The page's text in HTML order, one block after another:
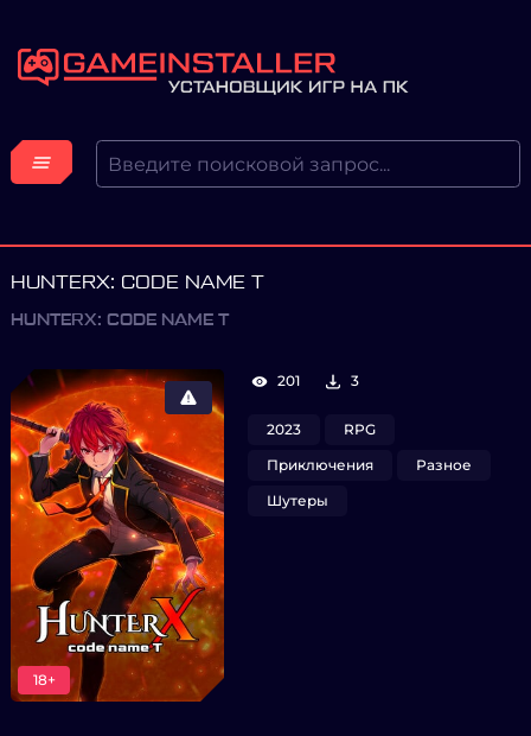
HUNTERX: CODE NAME T
HUNTERX: CODE NAME T
18+
201 3
2023
RPG
Приключения
Разное
Шутеры